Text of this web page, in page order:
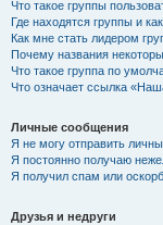
Что такое группы
Где находятся группы и
Как мне стать лидером
Почему названия
Что такое группа по
Что означает ссылка
Личные сообщения
Я не могу отправить
Я постоянно получаю
Я получил спам или
Друзья и недруги